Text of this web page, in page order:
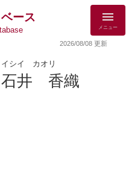
ース
メニュー
2026/08/08 更新
イシイ カオリ
石井 香織